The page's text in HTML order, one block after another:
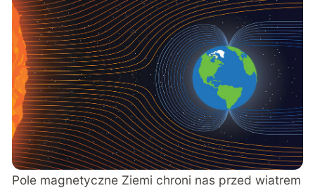
Pole magnetyczne Ziemi chroni nas przed wiatrem